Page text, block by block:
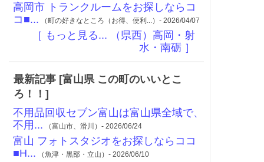
高岡市 トランクルームをお探しならコ
コ■... （町の好きなところ（お得、便利...）- 2026/04/07
［ もっと見る... （県西）高岡・射
水・南砺 ］
最新記事 [富山県 この町のいいとこ
ろ！！]
不用品回収セブン富山は富山県全域で、
不用... （富山市、滑川）- 2026/06/24
富山 フォトスタジオをお探しならココ
■H... （魚津・黒部・立山）- 2026/06/10